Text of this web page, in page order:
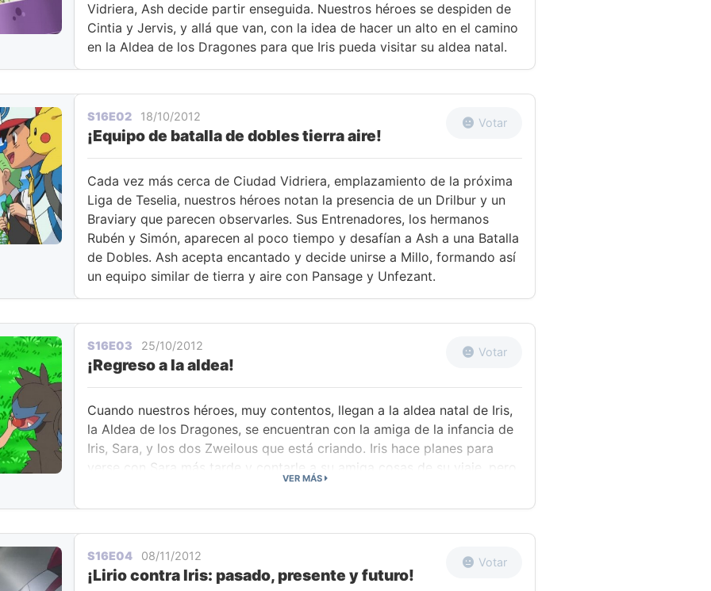
Vidriera, Ash decide partir enseguida. Nuestros héroes se despiden de
Cintia y Jervis, y allá que van, con la idea de hacer un alto en el camino
en la Aldea de los Dragones para que Iris pueda visitar su aldea natal.
S16E02 18/10/2012
¡Equipo de batalla de dobles tierra aire!
Votar
Cada vez más cerca de Ciudad Vidriera, emplazamiento de la próxima
Liga de Teselia, nuestros héroes notan la presencia de un Drilbur y un
Braviary que parecen observarles. Sus Entrenadores, los hermanos
Rubén y Simón, aparecen al poco tiempo y desafían a Ash a una Batalla
de Dobles. Ash acepta encantado y decide unirse a Millo, formando así
un equipo similar de tierra y aire con Pansage y Unfezant.
S16E03 25/10/2012
¡Regreso a la aldea!
Votar
Cuando nuestros héroes, muy contentos, llegan a la aldea natal de Iris,
la Aldea de los Dragones, se encuentran con la amiga de la infancia de
Iris, Sara, y los dos Zweilous que está criando. Iris hace planes para
verse con Sara más tarde y contarle a su amiga cosas de su viaje, pero
primero tiene que visitar a la Anciana de la Aldea. La Anciana da una
cálida bienvenida a Iris y, tras un rápido examen, declara que ha
exclamaciones ante su impresionante captura, hasta que Dragonite
empieza a pelear contra un Haxorus cercano. Pero, para su sorpresa,
VER MÁS
S16E04 08/11/2012
¡Lirio contra Iris: pasado, presente y futuro!
Votar